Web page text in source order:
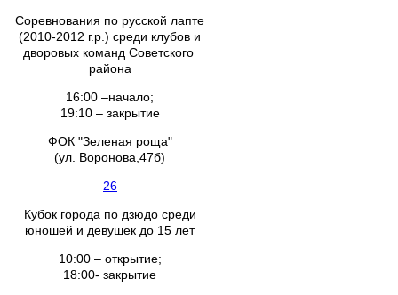
Соревнования по русской лапте
(2010-2012 г.р.) среди клубов и
дворовых команд Советского
района
16:00 –начало;
19:10 – закрытие
ФОК "Зеленая роща"
(ул. Воронова,47б)
26
Кубок города по дзюдо среди
юношей и девушек до 15 лет
10:00 – открытие;
18:00- закрытие